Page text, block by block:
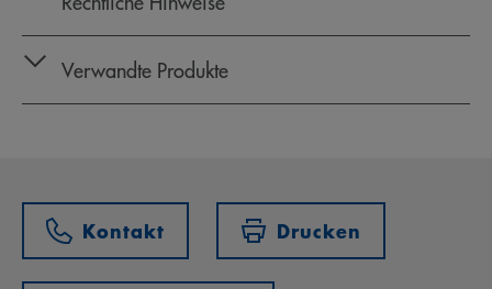
Verwandte Produkte
Kontakt Drucken